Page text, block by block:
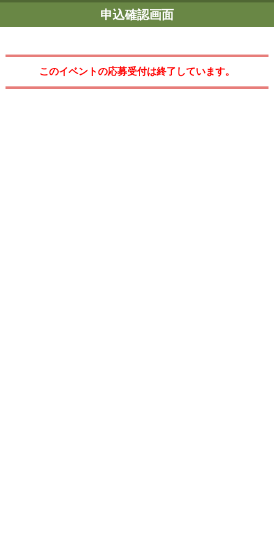
申込確認画面
このイベントの応募受付は終了しています。